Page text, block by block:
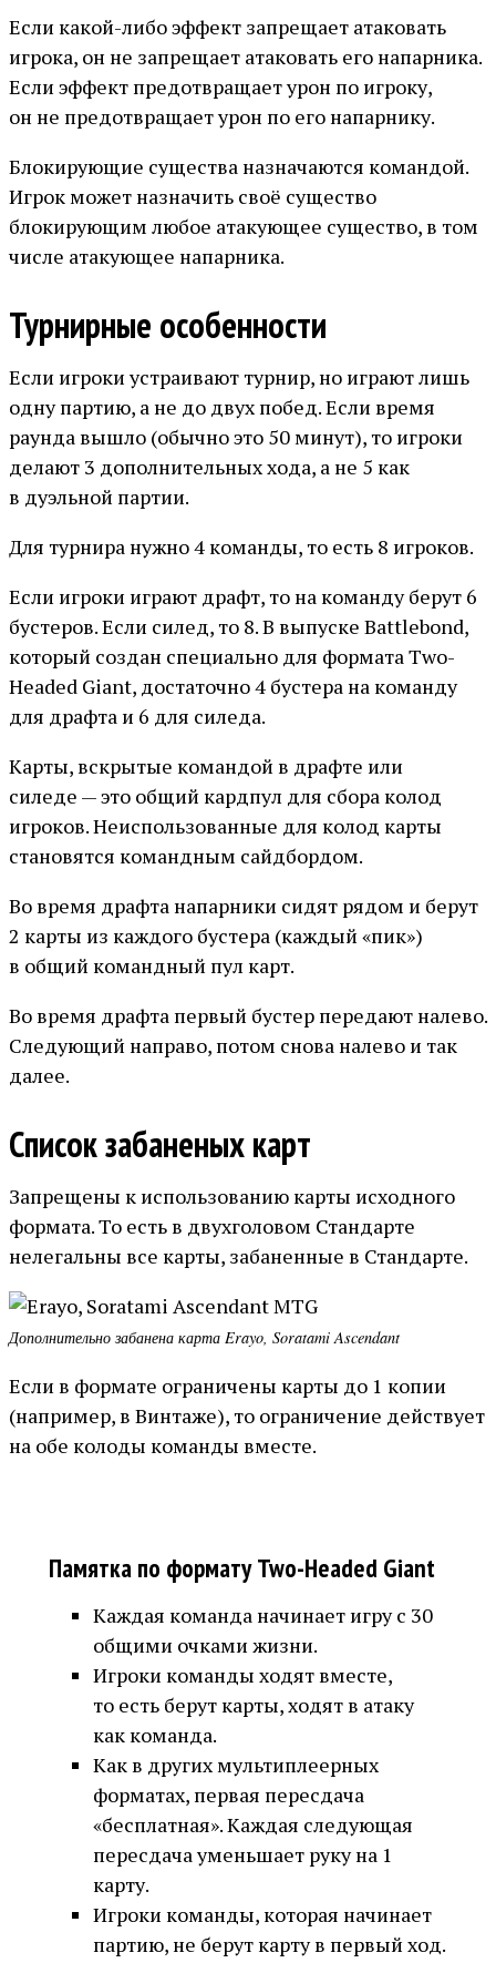
Если какой-либо эффект запрещает атаковать
игрока, он не запрещает атаковать его напарника.
Если эффект предотвращает урон по игроку,
он не предотвращает урон по его напарнику.
Блокирующие существа назначаются командой.
Игрок может назначить своё существо
блокирующим любое атакующее существо, в том
числе атакующее напарника.
Турнирные особенности
Если игроки устраивают турнир, но играют лишь
одну партию, а не до двух побед. Если время
раунда вышло (обычно это 50 минут), то игроки
делают 3 дополнительных хода, а не 5 как
в дуэльной партии.
Для турнира нужно 4 команды, то есть 8 игроков.
Если игроки играют драфт, то на команду берут 6
бустеров. Если силед, то 8. В выпуске Battlebond,
который создан специально для формата Two-
Headed Giant, достаточно 4 бустера на команду
для драфта и 6 для силеда.
Карты, вскрытые командой в драфте или
силеде — это общий кардпул для сбора колод
игроков. Неиспользованные для колод карты
становятся командным сайдбордом.
Во время драфта напарники сидят рядом и берут
2 карты из каждого бустера (каждый «пик»)
в общий командный пул карт.
Во время драфта первый бустер передают налево.
Следующий направо, потом снова налево и так
далее.
Список забаненых карт
Запрещены к использованию карты исходного
формата. То есть в двухголовом Стандарте
нелегальны все карты, забаненные в Стандарте.
Дополнительно забанена карта Erayo, Soratami Ascendant
Если в формате ограничены карты до 1 копии
(например, в Винтаже), то ограничение действует
на обе колоды команды вместе.
Памятка по формату Two-Headed Giant
Каждая команда начинает игру с 30
общими очками жизни.
Игроки команды ходят вместе,
то есть берут карты, ходят в атаку
как команда.
Как в других мультиплеерных
форматах, первая пересдача
«бесплатная». Каждая следующая
пересдача уменьшает руку на 1
карту.
Игроки команды, которая начинает
партию, не берут карту в первый ход.